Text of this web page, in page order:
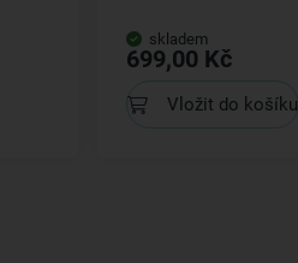
skladem
699,00 Kč
Vložit do košíku